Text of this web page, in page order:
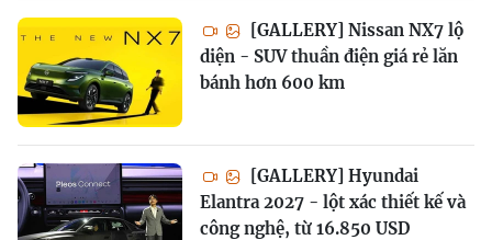
[GALLERY] Nissan NX7 lộ
diện - SUV thuần điện giá rẻ lăn
bánh hơn 600 km
[GALLERY] Hyundai
Elantra 2027 - lột xác thiết kế và
công nghệ, từ 16.850 USD